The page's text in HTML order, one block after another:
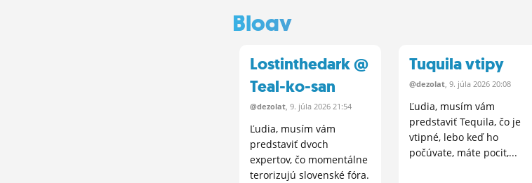
strane píše statusy, kde
ďakuje mimozemšťanom
Blogy
Lostinthedark @
Teal-ko-san
@dezolat , 9. júla 2026 21:54
Ľudia, musím vám
predstaviť dvoch
expertov, čo momentálne
terorizujú slovenské fóra.
Tuquila vtipy
@dezolat , 9. júla 2026 20:08
Ľudia, musím vám
predstaviť Tequila, čo je
vtipné, lebo keď ho
počúvate, máte pocit,...